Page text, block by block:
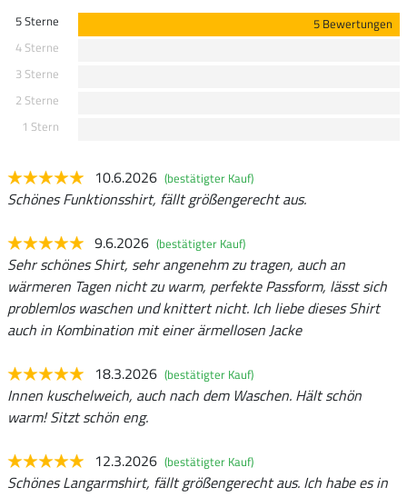
5 Sterne
5 Bewertungen
4 Sterne
3 Sterne
2 Sterne
1 Stern
10.6.2026 (bestätigter Kauf)
Schönes Funktionsshirt, fällt größengerecht aus.
9.6.2026 (bestätigter Kauf)
Sehr schönes Shirt, sehr angenehm zu tragen, auch an
wärmeren Tagen nicht zu warm, perfekte Passform, lässt sich
problemlos waschen und knittert nicht. Ich liebe dieses Shirt
auch in Kombination mit einer ärmellosen Jacke
18.3.2026 (bestätigter Kauf)
Innen kuschelweich, auch nach dem Waschen. Hält schön
warm! Sitzt schön eng.
12.3.2026 (bestätigter Kauf)
Schönes Langarmshirt, fällt größengerecht aus. Ich habe es in